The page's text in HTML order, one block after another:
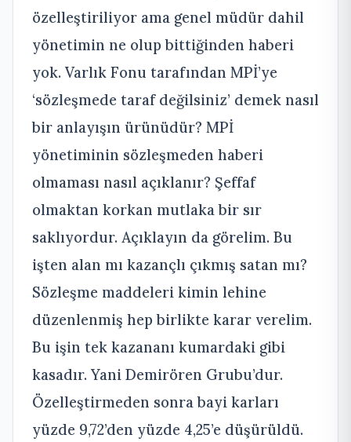
özelleştiriliyor ama genel müdür dahil
yönetimin ne olup bittiğinden haberi
yok. Varlık Fonu tarafından MPİ’ye
‘sözleşmede taraf değilsiniz’ demek nasıl
bir anlayışın ürünüdür? MPİ
yönetiminin sözleşmeden haberi
olmaması nasıl açıklanır? Şeffaf
olmaktan korkan mutlaka bir sır
saklıyordur. Açıklayın da görelim. Bu
işten alan mı kazançlı çıkmış satan mı?
Sözleşme maddeleri kimin lehine
düzenlenmiş hep birlikte karar verelim.
Bu işin tek kazananı kumardaki gibi
kasadır. Yani Demirören Grubu’dur.
Özelleştirmeden sonra bayi karları
yüzde 9,72’den yüzde 4,25’e düşürüldü.